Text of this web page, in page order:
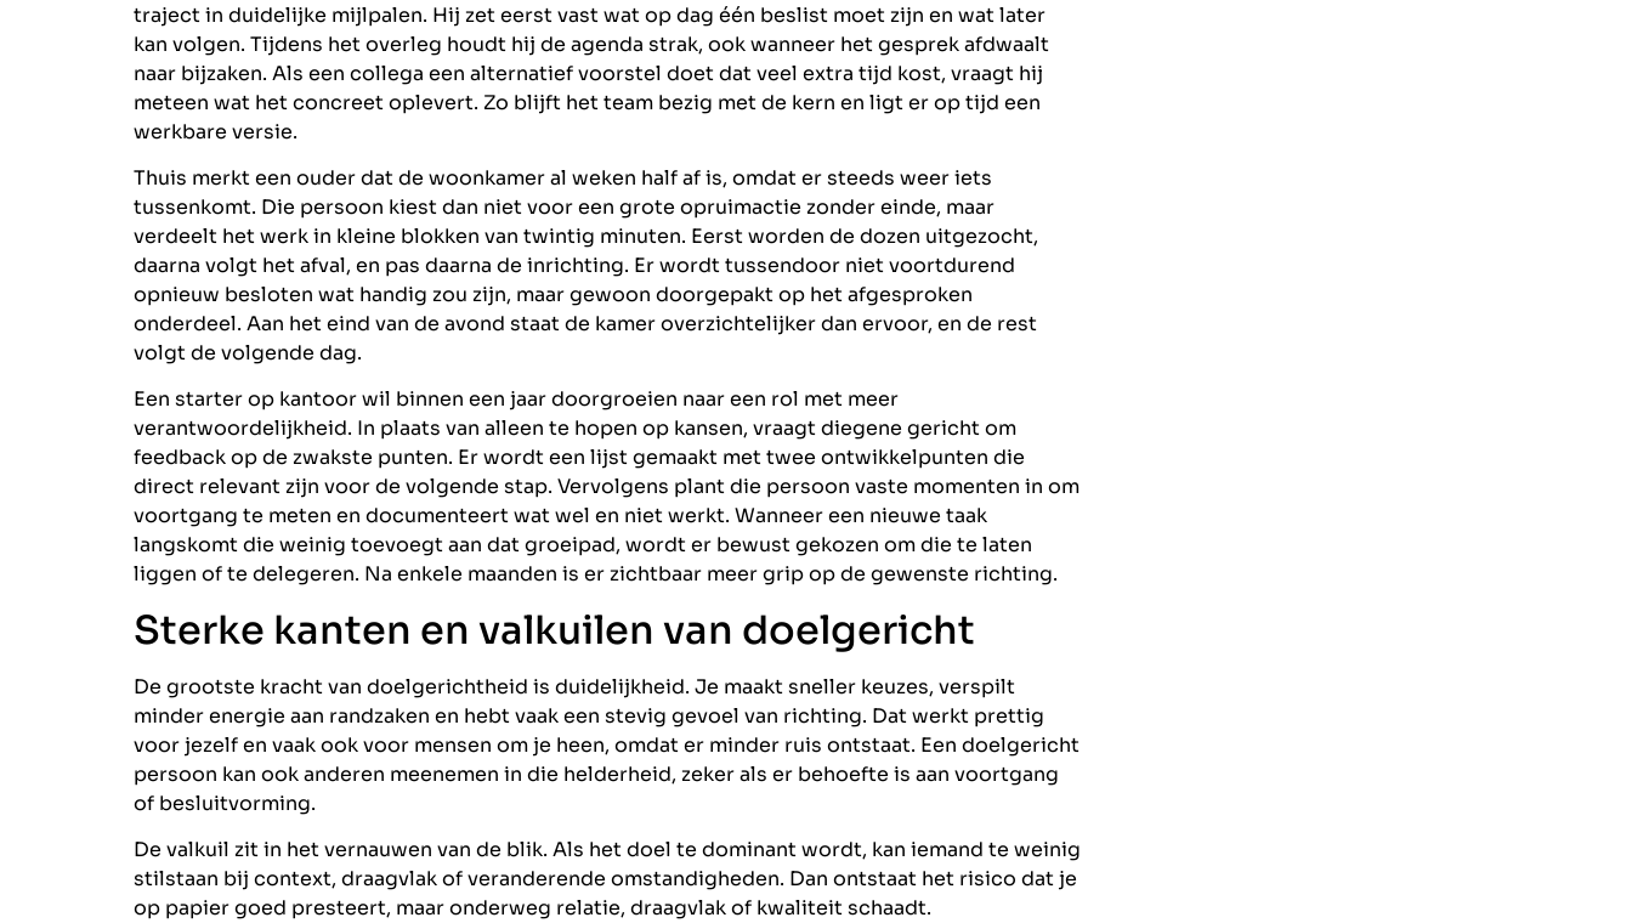
traject in duidelijke mijlpalen. Hij zet eerst vast wat op dag één beslist moet zijn en wat later
kan volgen. Tijdens het overleg houdt hij de agenda strak, ook wanneer het gesprek afdwaalt
naar bijzaken. Als een collega een alternatief voorstel doet dat veel extra tijd kost, vraagt hij
meteen wat het concreet oplevert. Zo blijft het team bezig met de kern en ligt er op tijd een
werkbare versie.
Thuis merkt een ouder dat de woonkamer al weken half af is, omdat er steeds weer iets
tussenkomt. Die persoon kiest dan niet voor een grote opruimactie zonder einde, maar
verdeelt het werk in kleine blokken van twintig minuten. Eerst worden de dozen uitgezocht,
daarna volgt het afval, en pas daarna de inrichting. Er wordt tussendoor niet voortdurend
opnieuw besloten wat handig zou zijn, maar gewoon doorgepakt op het afgesproken
onderdeel. Aan het eind van de avond staat de kamer overzichtelijker dan ervoor, en de rest
volgt de volgende dag.
Een starter op kantoor wil binnen een jaar doorgroeien naar een rol met meer
verantwoordelijkheid. In plaats van alleen te hopen op kansen, vraagt diegene gericht om
feedback op de zwakste punten. Er wordt een lijst gemaakt met twee ontwikkelpunten die
direct relevant zijn voor de volgende stap. Vervolgens plant die persoon vaste momenten in om
voortgang te meten en documenteert wat wel en niet werkt. Wanneer een nieuwe taak
langskomt die weinig toevoegt aan dat groeipad, wordt er bewust gekozen om die te laten
liggen of te delegeren. Na enkele maanden is er zichtbaar meer grip op de gewenste richting.
Sterke kanten en valkuilen van doelgericht
De grootste kracht van doelgerichtheid is duidelijkheid. Je maakt sneller keuzes, verspilt
minder energie aan randzaken en hebt vaak een stevig gevoel van richting. Dat werkt prettig
voor jezelf en vaak ook voor mensen om je heen, omdat er minder ruis ontstaat. Een doelgericht
persoon kan ook anderen meenemen in die helderheid, zeker als er behoefte is aan voortgang
of besluitvorming.
De valkuil zit in het vernauwen van de blik. Als het doel te dominant wordt, kan iemand te weinig
stilstaan bij context, draagvlak of veranderende omstandigheden. Dan ontstaat het risico dat je
op papier goed presteert, maar onderweg relatie, draagvlak of kwaliteit schaadt.